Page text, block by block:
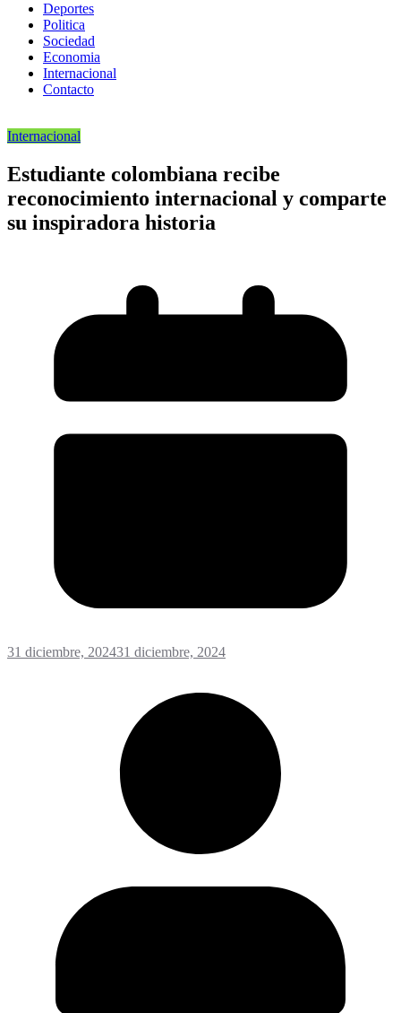
Deportes
Politica
Sociedad
Economia
Internacional
Contacto
Internacional
Estudiante colombiana recibe
reconocimiento internacional y comparte
su inspiradora historia
31 diciembre, 202431 diciembre, 2024